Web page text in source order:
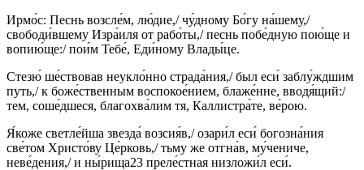
Ирмо́с: Песнь возсле́м, лю́дие,/ чу́дному Бо́гу на́шему,/
свободи́вшему Изра́иля от рабо́ты,/ песнь побе́дную пою́ще и
вопию́ще:/ пои́м Тебе́, Еди́ному Влады́це.
Стезю́ ше́ствовав неукло́нно страда́ния,/ был еси́ заблу́ждшим
путь,/ к боже́ственным воспокое́нием, блаже́нне, вводя́щий:/
тем, соше́дшеся, благохва́лим тя, Каллистра́те, ве́рою.
Я́коже светле́йша звезда́ возсия́в,/ озари́л еси́ богозна́ния
све́том Христо́ву Це́рковь,/ тьму же отгна́в, му́чениче,
неве́дения,/ и ны́рища23 преле́стная низложи́л еси́.